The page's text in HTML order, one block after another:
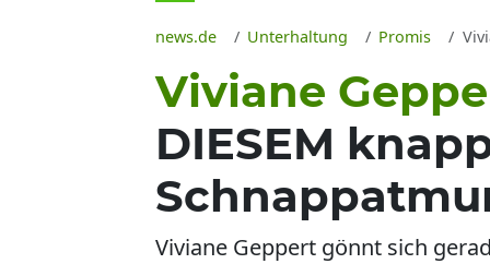
news.de Unterhaltung Promis
Viviane
DIESEM
Viviane Geppert gönnt sich